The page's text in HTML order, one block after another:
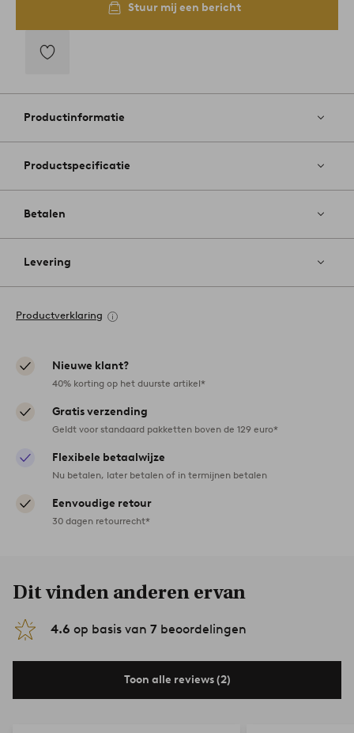
Stuur mij een bericht
aan
favorieten
Productinformatie
Productspecificatie
Betalen
Levering
Productverklaring
Nieuwe klant?
40% korting op het duurste artikel*
Gratis verzending
Geldt voor standaard pakketten boven de 129 euro*
Flexibele betaalwijze
Nu betalen, later betalen of in termijnen betalen
Eenvoudige retour
30 dagen retourrecht*
Dit vinden anderen ervan
4.6 op basis van 7 beoordelingen
Toon alle reviews (2)